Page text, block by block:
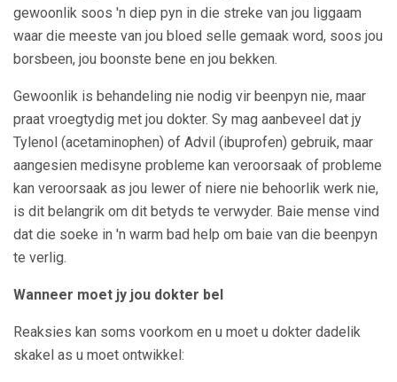
gewoonlik soos 'n diep pyn in die streke van jou liggaam
waar die meeste van jou bloed selle gemaak word, soos jou
borsbeen, jou boonste bene en jou bekken.
Gewoonlik is behandeling nie nodig vir beenpyn nie, maar
praat vroegtydig met jou dokter. Sy mag aanbeveel dat jy
Tylenol (acetaminophen) of Advil (ibuprofen) gebruik, maar
aangesien medisyne probleme kan veroorsaak of probleme
kan veroorsaak as jou lewer of niere nie behoorlik werk nie,
is dit belangrik om dit betyds te verwyder. Baie mense vind
dat die soeke in 'n warm bad help om baie van die beenpyn
te verlig.
Wanneer moet jy jou dokter bel
Reaksies kan soms voorkom en u moet u dokter dadelik
skakel as u moet ontwikkel: